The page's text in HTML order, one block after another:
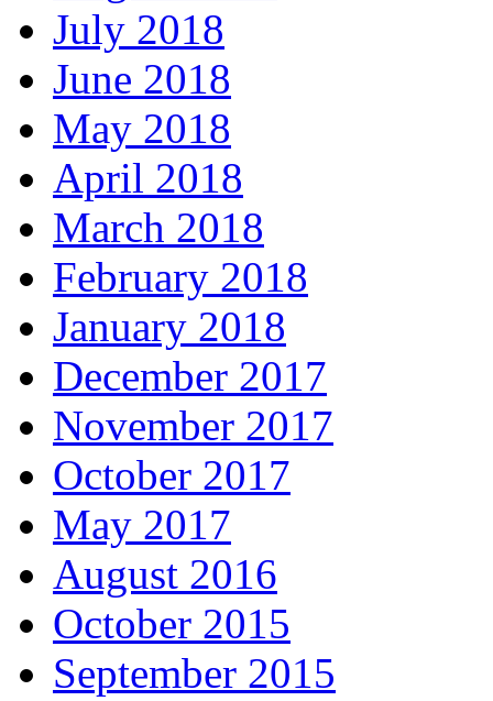
July 2018
June 2018
May 2018
April 2018
March 2018
February 2018
January 2018
December 2017
November 2017
October 2017
May 2017
August 2016
October 2015
September 2015